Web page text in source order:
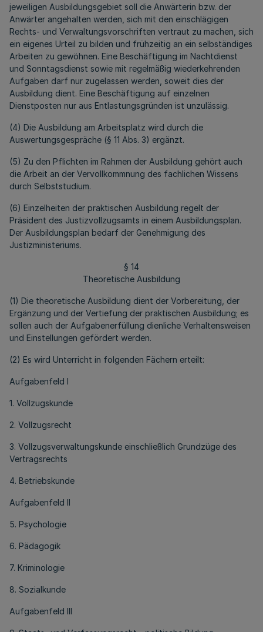
jeweiligen Ausbildungsgebiet soll die Anwärterin bzw. der
Anwärter angehalten werden, sich mit den einschlägigen
Rechts- und Verwaltungsvorschriften vertraut zu machen, sich
ein eigenes Urteil zu bilden und frühzeitig an ein selbständiges
Arbeiten zu gewöhnen. Eine Beschäftigung im Nachtdienst
und Sonntagsdienst sowie mit regelmäßig wiederkehrenden
Aufgaben darf nur zugelassen werden, soweit dies der
Ausbildung dient. Eine Beschäftigung auf einzelnen
Dienstposten nur aus Entlastungsgründen ist unzulässig.
(4) Die Ausbildung am Arbeitsplatz wird durch die
Auswertungsgespräche (§ 11 Abs. 3) ergänzt.
(5) Zu den Pflichten im Rahmen der Ausbildung gehört auch
die Arbeit an der Vervollkommnung des fachlichen Wissens
durch Selbststudium.
(6) Einzelheiten der praktischen Ausbildung regelt der
Präsident des Justizvollzugsamts in einem Ausbildungsplan.
Der Ausbildungsplan bedarf der Genehmigung des
Justizministeriums.
§ 14
Theoretische Ausbildung
(1) Die theoretische Ausbildung dient der Vorbereitung, der
Ergänzung und der Vertiefung der praktischen Ausbildung; es
sollen auch der Aufgabenerfüllung dienliche Verhaltensweisen
und Einstellungen gefördert werden.
(2) Es wird Unterricht in folgenden Fächern erteilt:
Aufgabenfeld I
1. Vollzugskunde
2. Vollzugsrecht
3. Vollzugsverwaltungskunde einschließlich Grundzüge des
Vertragsrechts
4. Betriebskunde
Aufgabenfeld II
5. Psychologie
6. Pädagogik
7. Kriminologie
8. Sozialkunde
Aufgabenfeld III